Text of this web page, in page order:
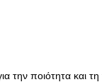
την ποιότητα και